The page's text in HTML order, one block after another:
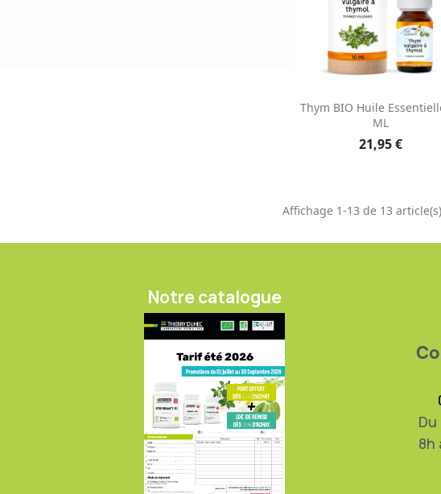
Aperçu rapide
Thym BIO Huile
ML
21,95 €
Affichage 1-13 de 13 article(s)
Notre catalogue
8h